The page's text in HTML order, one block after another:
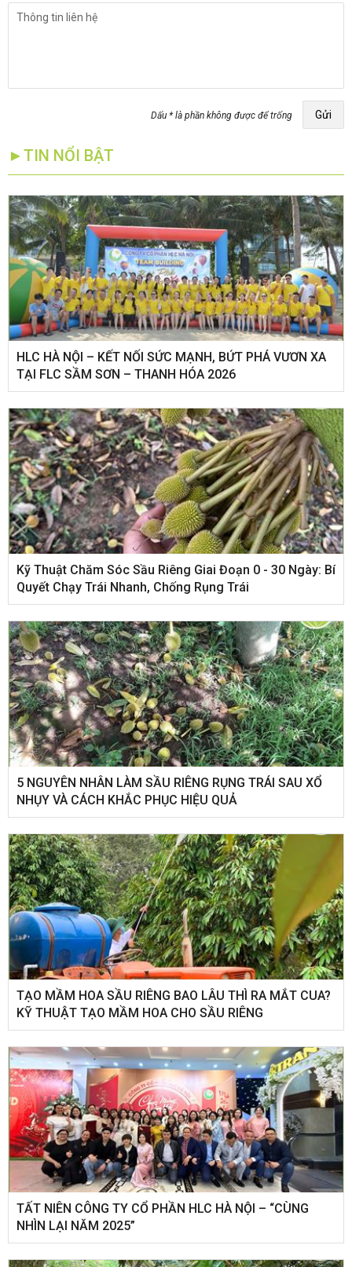
Dấu * là phần không được để trống Gửi
►TIN NỔI BẬT
HLC HÀ NỘI – KẾT NỐI SỨC MẠNH, BỨT PHÁ VƯƠN XA
TẠI FLC SẦM SƠN – THANH HÓA 2026
Kỹ Thuật Chăm Sóc Sầu Riêng Giai Đoạn 0 - 30 Ngày: Bí
Quyết Chạy Trái Nhanh, Chống Rụng Trái
5 NGUYÊN NHÂN LÀM SẦU RIÊNG RỤNG TRÁI SAU XỔ
NHỤY VÀ CÁCH KHẮC PHỤC HIỆU QUẢ
TẠO MẦM HOA SẦU RIÊNG BAO LÂU THÌ RA MẮT CUA?
KỸ THUẬT TẠO MẦM HOA CHO SẦU RIÊNG
​TẤT NIÊN CÔNG TY CỔ PHẦN HLC HÀ NỘI – “CÙNG
NHÌN LẠI NĂM 2025”